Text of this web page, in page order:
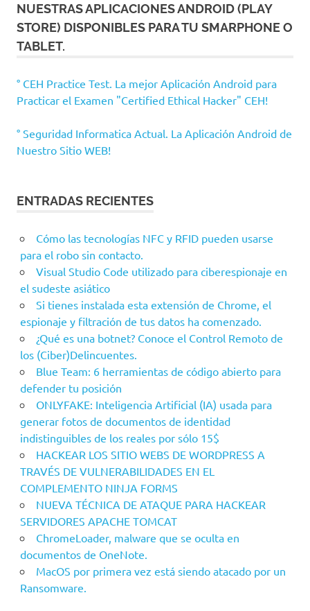
NUESTRAS APLICACIONES ANDROID (PLAY
STORE) DISPONIBLES PARA TU SMARPHONE O
TABLET.
° CEH Practice Test. La mejor Aplicación Android para
Practicar el Examen "Certified Ethical Hacker" CEH!
° Seguridad Informatica Actual. La Aplicación Android de
Nuestro Sitio WEB!
ENTRADAS RECIENTES
Cómo las tecnologías NFC y RFID pueden usarse
para el robo sin contacto.
Visual Studio Code utilizado para ciberespionaje en
el sudeste asiático
Si tienes instalada esta extensión de Chrome, el
espionaje y filtración de tus datos ha comenzado.
¿Qué es una botnet? Conoce el Control Remoto de
los (Ciber)Delincuentes.
Blue Team: 6 herramientas de código abierto para
defender tu posición
ONLYFAKE: Inteligencia Artificial (IA) usada para
generar fotos de documentos de identidad
indistinguibles de los reales por sólo 15$
HACKEAR LOS SITIO WEBS DE WORDPRESS A
TRAVÉS DE VULNERABILIDADES EN EL
COMPLEMENTO NINJA FORMS
NUEVA TÉCNICA DE ATAQUE PARA HACKEAR
SERVIDORES APACHE TOMCAT
ChromeLoader, malware que se oculta en
documentos de OneNote.
MacOS por primera vez está siendo atacado por un
Ransomware.